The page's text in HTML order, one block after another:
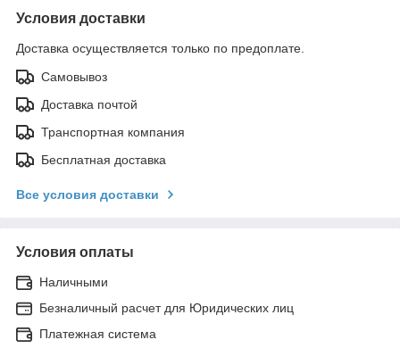
Условия доставки
Доставка осуществляется только по предоплате.
Самовывоз
Доставка почтой
Транспортная компания
Бесплатная доставка
Все условия доставки
Условия оплаты
Наличными
Безналичный расчет для Юридических лиц
Платежная система